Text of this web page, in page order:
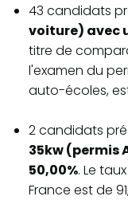
43 candidats
voiture) avec
titre de
l'examen du
auto-écoles,
2 candidats
35kw (permis
50,00%. Le
France est de